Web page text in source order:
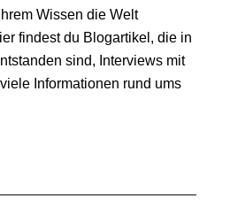
Wissen die Welt
findest du Blogartikel, die in
sind, Interviews mit
Informationen rund ums